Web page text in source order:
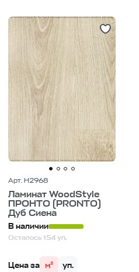
Дешевле
Дороже
Арт. H2968
Ламинат WoodStyle
ПРОНТО (PRONTO)
Дуб Сиена
В наличии
Осталось 154 уп.
Цена за м² уп.